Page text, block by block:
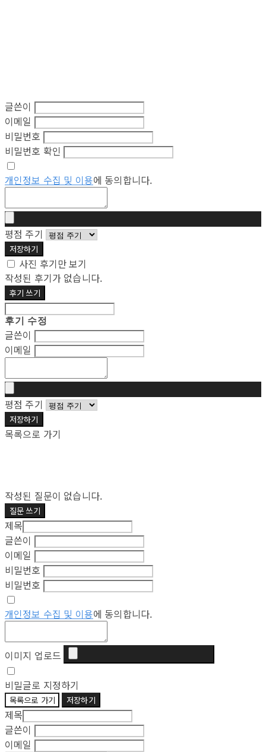
글쓴이
이메일
비밀번호
비밀번호 확인
개인정보 수집 및 이용에 동의합니다.
평점 주기
저장하기
사진 후기만 보기
작성된 후기가 없습니다.
후기 쓰기
후기 수정
글쓴이
이메일
평점 주기
저장하기
목록으로 가기
작성된 질문이 없습니다.
질문 쓰기
제목
글쓴이
이메일
비밀번호
비밀번호
개인정보 수집 및 이용에 동의합니다.
이미지 업로드
비밀글로 지정하기
목록으로 가기 저장하기
제목
글쓴이
이메일